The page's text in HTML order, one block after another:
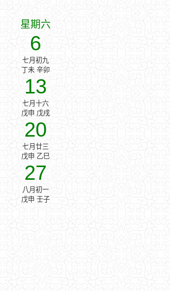
星期六
6
七月初九
丁未 辛卯
13
七月十六
戊申 戊戌
20
七月廿三
戊申 乙巳
27
八月初一
戊申 壬子